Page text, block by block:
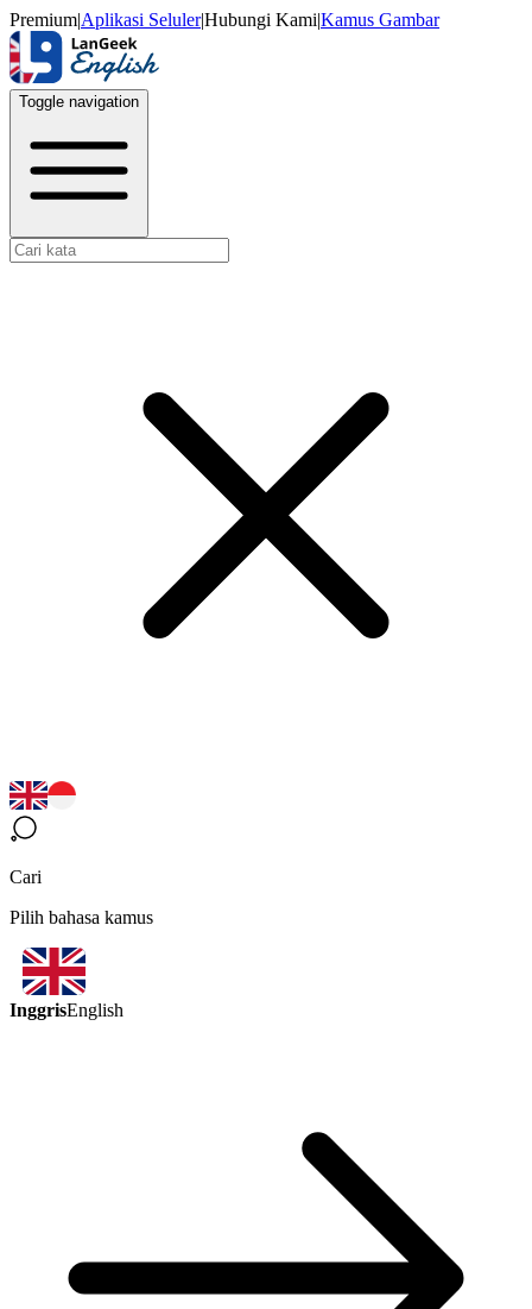
Premium|Aplikasi Seluler|Hubungi Kami|Kamus Gambar
Toggle navigation
Cari
Pilih bahasa kamus
InggrisEnglish